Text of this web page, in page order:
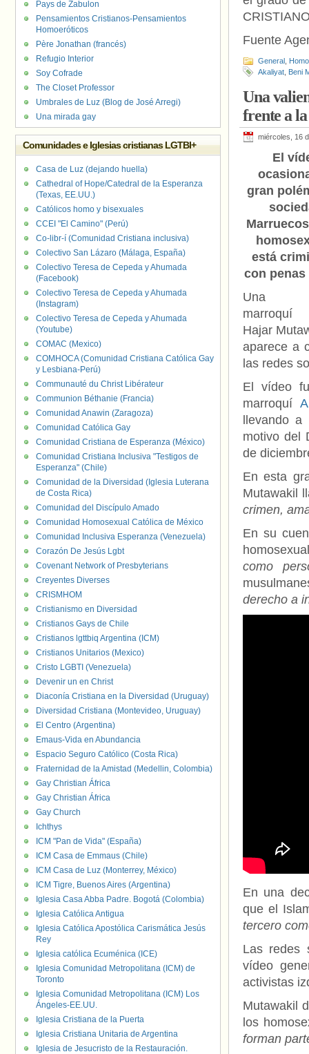
Fuente
General
Akaliyat Beni
Una
frente a
miércoles, 16
El
gran
está
con penas
Una
Hajar
aparece a
las redes
El vídeo
marroquí
llevando
motivo del
de
En esta
Mutawakil
crimen,
En su
como
derecho a
En una
que el
tercero
Las redes
vídeo
activistas
Mutawakil
los
forman
Pays de Zabulon
Pensamientos Cristianos-Pensamientos
Homoeróticos
Père Jonathan (francés)
Refugio Interior
Soy Cofrade
The Closet Professor
Umbrales de Luz (Blog de José Arregi)
Una mirada gay
Comunidades e Iglesias cristianas LGTBI+
Casa de Luz (dejando huella)
Cathedral of Hope/Catedral de la Esperanza
(Texas, EE.UU.)
Católicos homo y bisexuales
CCEI "El Camino" (Perú)
Co-libr-í (Comunidad Cristiana inclusiva)
Colectivo San Lázaro (Málaga, España)
Colectivo Teresa de Cepeda y Ahumada
(Facebook)
Colectivo Teresa de Cepeda y Ahumada
(Instagram)
Colectivo Teresa de Cepeda y Ahumada
(Youtube)
COMAC (Mexico)
COMHOCA (Comunidad Cristiana Católica Gay
y Lesbiana-Perú)
Communauté du Christ Libérateur
Communion Béthanie (Francia)
Comunidad Anawin (Zaragoza)
Comunidad Católica Gay
Comunidad Cristiana de Esperanza (México)
Comunidad Cristiana Inclusiva "Testigos de
Esperanza" (Chile)
Comunidad de la Diversidad (Iglesia Luterana
de Costa Rica)
Comunidad del Discípulo Amado
Comunidad Homosexual Católica de México
Comunidad Inclusiva Esperanza (Venezuela)
Corazón De Jesús Lgbt
Covenant Network of Presbyterians
Creyentes Diverses
CRISMHOM
Cristianismo en Diversidad
Cristianos Gays de Chile
Cristianos lgttbiq Argentina (ICM)
Cristianos Unitarios (Mexico)
Cristo LGBTI (Venezuela)
Devenir un en Christ
Diaconía Cristiana en la Diversidad (Uruguay)
Diversidad Cristiana (Montevideo, Uruguay)
El Centro (Argentina)
Emaus-Vida en Abundancia
Espacio Seguro Católico (Costa Rica)
Fraternidad de la Amistad (Medellin, Colombia)
Gay Christian África
Gay Christian África
Gay Church
Ichthys
ICM "Pan de Vida" (España)
ICM Casa de Emmaus (Chile)
ICM Casa de Luz (Monterrey, México)
ICM Tigre, Buenos Aires (Argentina)
Iglesia Casa Abba Padre. Bogotá (Colombia)
Iglesia Católica Antigua
Iglesia Católica Apostólica Carismática Jesús
Rey
Iglesia católica Ecuménica (ICE)
Iglesia Comunidad Metropolitana (ICM) de
Toronto
Iglesia Comunidad Metropolitana (ICM) Los
Ángeles-EE.UU.
Iglesia Cristiana de la Puerta
Iglesia Cristiana Unitaria de Argentina
Iglesia de Jesucristo de la Restauración.